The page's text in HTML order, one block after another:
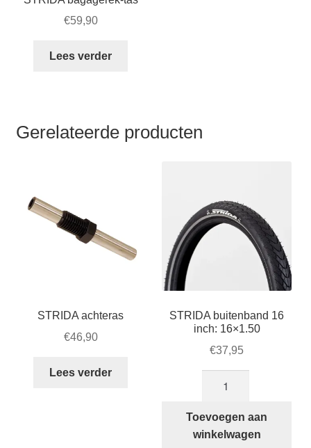
€59,90
Lees verder
Gerelateerde producten
STRIDA achteras
€46,90
Lees verder
STRIDA buitenband 16
inch: 16×1.50
€37,95
16
inch:
Toevoegen aan
winkelwagen